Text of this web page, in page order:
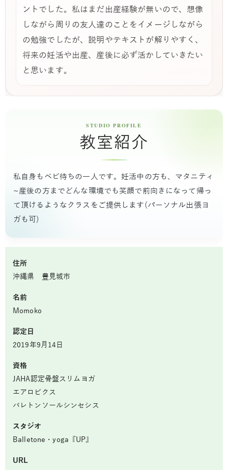
ントでした。私はまだ出産経験が無いので、想像
しながら周りの友人達のことをイメージしながら
の勉強でしたが、説明やテキストが解りやすく、
将来の妊活や出産、産後に必ず活かしていきたい
と思います。
教室紹介
私自身もベビ待ちの一人です。妊活中の方も、マタニティ
~産後の方までどんな環境でも笑顔で前向きになって帰っ
て頂けるようなクラスをご提供します(パーソナル出張ヨ
ガも可)
住所
沖縄県 豊見城市
名前
Momoko
認定日
2019年9月14日
資格
JAHA認定骨盤スリムヨガ
エアロビクス
バレトンソールシンセシス
スタジオ
Balletone・yoga『UP』
URL